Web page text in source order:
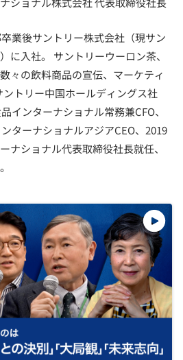
業後サントリー株式会社（現サン
に入社。 サントリーウーロン茶、
々の飲料商品の宣伝、マーケティ
ントリー中国ホールディングス社
インターナショナル常務兼CFO、
ターナショナルアジアCEO、2019
ナショナル代表取締役社長就任、